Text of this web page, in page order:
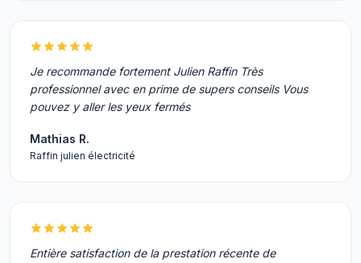
Je recommande fortement Julien Raffin Très
professionnel avec en prime de supers conseils Vous
pouvez y aller les yeux fermés
Mathias R.
Raffin julien électricité
Entière satisfaction de la prestation récente de